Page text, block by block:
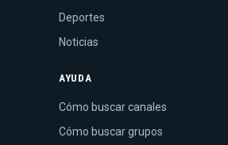
Deportes
Noticias
AYUDA
Cómo buscar canales
Cómo buscar grupos